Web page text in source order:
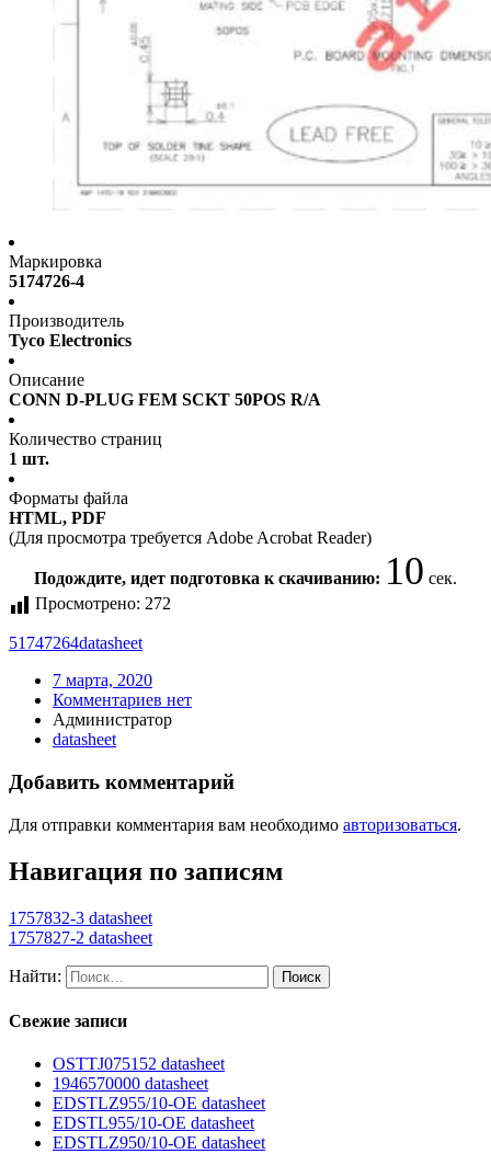
Маркировка
5174726-4
Производитель
Tyco Electronics
Описание
CONN D-PLUG FEM SCKT 50POS R/A
Количество страниц
1 шт.
Форматы файла
HTML, PDF
(Для просмотра требуется Adobe Acrobat Reader)
Подождите, идет подготовка к скачиванию: 10 сек.
Просмотрено: 272
51747264datasheet
7 марта, 2020
Комментариев нет
Администратор
datasheet
Добавить комментарий
Для отправки комментария вам необходимо авторизоваться.
Навигация по записям
1757832-3 datasheet
1757827-2 datasheet
Найти:
Свежие записи
OSTTJ075152 datasheet
1946570000 datasheet
EDSTLZ955/10-OE datasheet
EDSTL955/10-OE datasheet
EDSTLZ950/10-OE datasheet